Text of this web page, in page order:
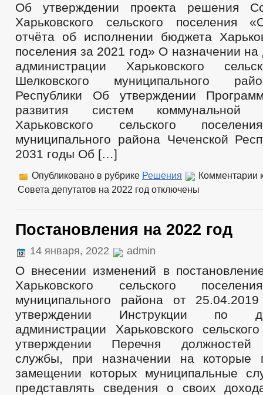
Об утверждении проекта решения
Харьковского сельского поселения
отчёта об исполнении бюджета
поселения за 2021 год» О назначении
администрации Харьковского
Шелковского муниципального
Республики Об утверждении
развития систем коммунальной
Харьковского сельского
муниципального района Чеченской
2031 годы Об […]
Опубликовано в рубрике Решения Комментарии
Совета депутатов на 2022 год отключены
Постановления на 2022 год
14 января, 2022 admin
О внесении изменений в
Харьковского сельского
муниципального района от
утверждении Инструкции по
администрации Харьковского
утверждении Перечня должностей
службы, при назначении на которые
замещении которых муниципальные
представлять сведения о своих